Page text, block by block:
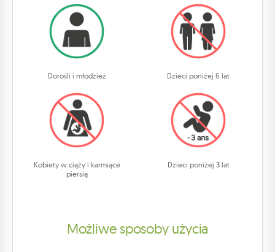
Dorośli i młodzież Dzieci poniżej 6 lat
Kobiety w ciąży i karmiące
piersią
Dzieci poniżej 3 lat
Możliwe sposoby użycia